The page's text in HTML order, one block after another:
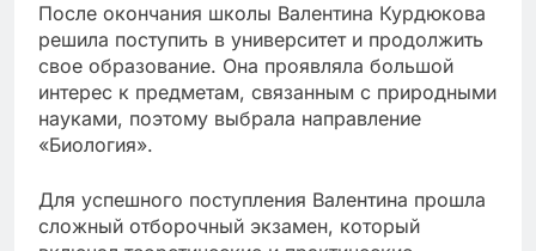
После окончания школы Валентина Курдюкова
решила поступить в университет и продолжить
свое образование. Она проявляла большой
интерес к предметам, связанным с природными
науками, поэтому выбрала направление
«Биология».
Для успешного поступления Валентина прошла
сложный отборочный экзамен, который